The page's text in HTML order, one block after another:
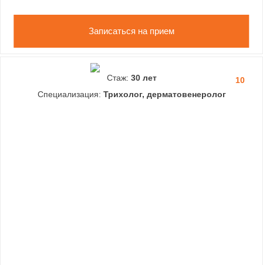
Записаться на прием
10
Стаж: 30 лет
Специализация: Трихолог, дерматовенеролог